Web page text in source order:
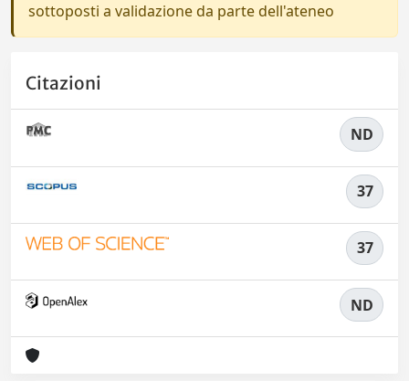
sottoposti a validazione da parte dell'ateneo
Citazioni
ND
37
37
ND